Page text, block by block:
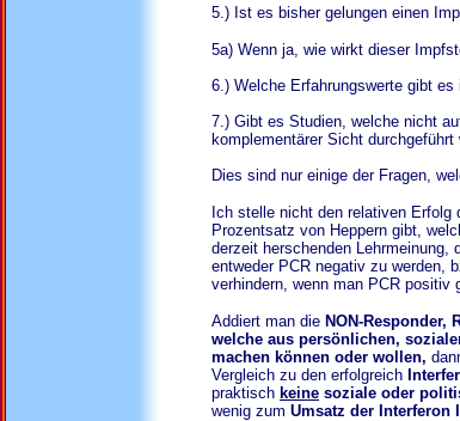
5.) Ist es bisher gelungen einen
5a) Wenn ja, wie wirkt dieser
6.) Welche Erfahrungswerte gibt
7.) Gibt es Studien, welche nicht
komplementärer Sicht durchgeführt
Dies sind nur einige der Fragen,
Ich stelle nicht den relativen
Prozentsatz von Heppern gibt,
derzeit herschenden Lehrmeinung,
entweder PCR negativ zu werden,
verhindern, wenn man PCR positiv
Addiert man die NON-
welche aus persönlichen,
machen können oder wollen,
Vergleich zu den erfolgreich
praktisch keine soziale oder
wenig zum Umsatz der Interferon